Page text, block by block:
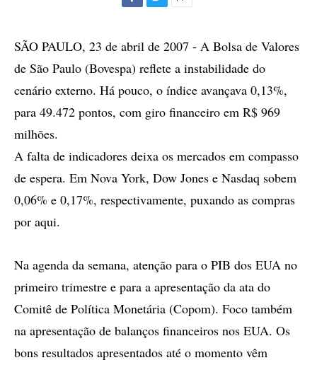
compartilhamento
SÃO PAULO, 23 de abril de 2007 - A Bolsa de Valores
de São Paulo (Bovespa) reflete a instabilidade do
cenário externo. Há pouco, o índice avançava 0,13%,
para 49.472 pontos, com giro financeiro em R$ 969
milhões.
A falta de indicadores deixa os mercados em compasso
de espera. Em Nova York, Dow Jones e Nasdaq sobem
0,06% e 0,17%, respectivamente, puxando as compras
por aqui.
Na agenda da semana, atenção para o PIB dos EUA no
primeiro trimestre e para a apresentação da ata do
Comitê de Política Monetária (Copom). Foco também
na apresentação de balanços financeiros nos EUA. Os
bons resultados apresentados até o momento vêm